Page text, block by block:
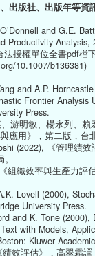
出版社、出版年等資
and G.E.
Productivity Analysis,
法授權單位全書pdf檔
10.1007/b136381)
and A.P.
Frontier Analysis
Press.
游明敏、楊永列、賴
應用》，第二版，台
(2022), 《管理績
組織效率與生產力評
Lovell (2000),
University Press.
and K. Tone (2000),
with Models,
Kluwer
效評估》，高翠霜